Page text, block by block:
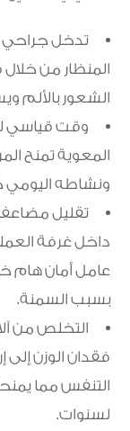
تدخل جراحي
المنظار من
الشعور بالألم
وقت قياسي
المعوية تمنح
ونشاطه اليومي
تقليل
داخل غرفة
عامل أمان هام
بسبب السمنة.
التخلص من
فقدان الوزن
التنفس مما
لسنوات.